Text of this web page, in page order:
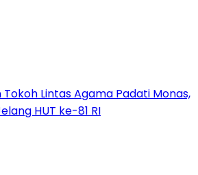
Tokoh Lintas Agama Padati Monas,
HUT ke-81 RI